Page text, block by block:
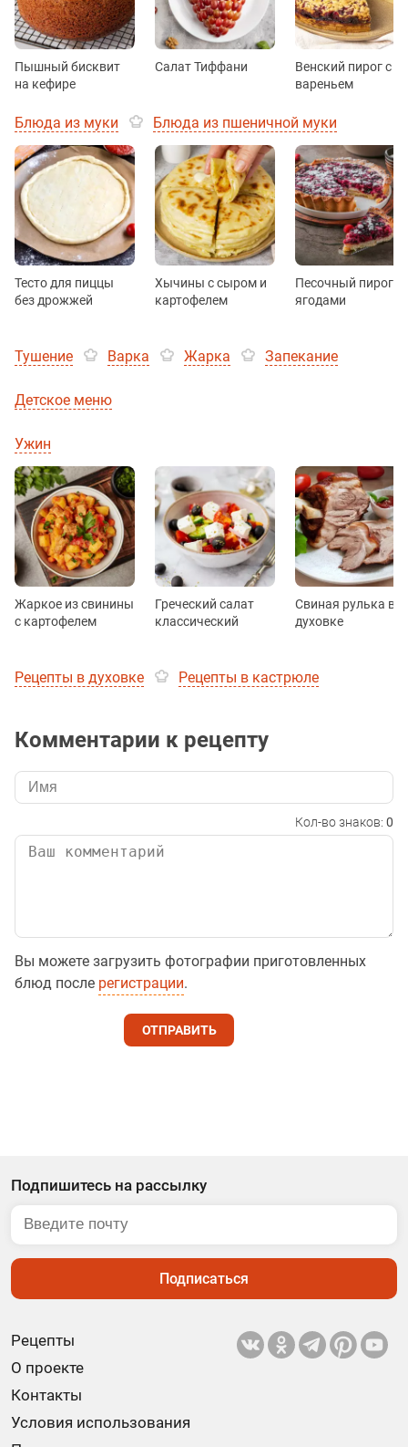
Пышный бисквит
на кефире
Салат Тиффани
Венский пирог с
вареньем
Блюда из муки Блюда из пшеничной муки
Тесто для пиццы
без дрожжей
Хычины с сыром и
картофелем
Песочный пирог с
ягодами
Тушение Варка Жарка Запекание
Детское меню
Ужин
Жаркое из свинины
с картофелем
Греческий салат
классический
Свиная рулька в
духовке
Рецепты в духовке Рецепты в кастрюле
Комментарии к рецепту
Кол-во знаков: 0
Вы можете загрузить фотографии приготовленных
блюд после регистрации.
ОТПРАВИТЬ
Рецепты
О проекте
Контакты
Условия использования
Подпишитесь на рассылку
Подписаться